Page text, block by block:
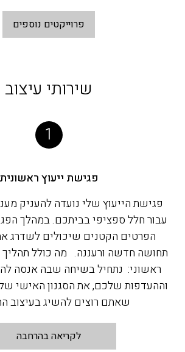
פרוייקטים נוספים
שירותי עיצוב
1
פגישת ייעוץ ראשונית
פגישת הייעוץ שלי נועדה להעניק
עבור חלל ספציפי בביתכם. במהלך
הפרטים הקטנים שיכולים לשדרג
תחושה חדשה ורעננה. מה כולל
ראשוני: נתחיל בשיחה שבה אנסה
וההעדפות שלכם, את הסגנון האישי
שאתם רוצים להשיג בעיצוב
לקריאה בהרחבה